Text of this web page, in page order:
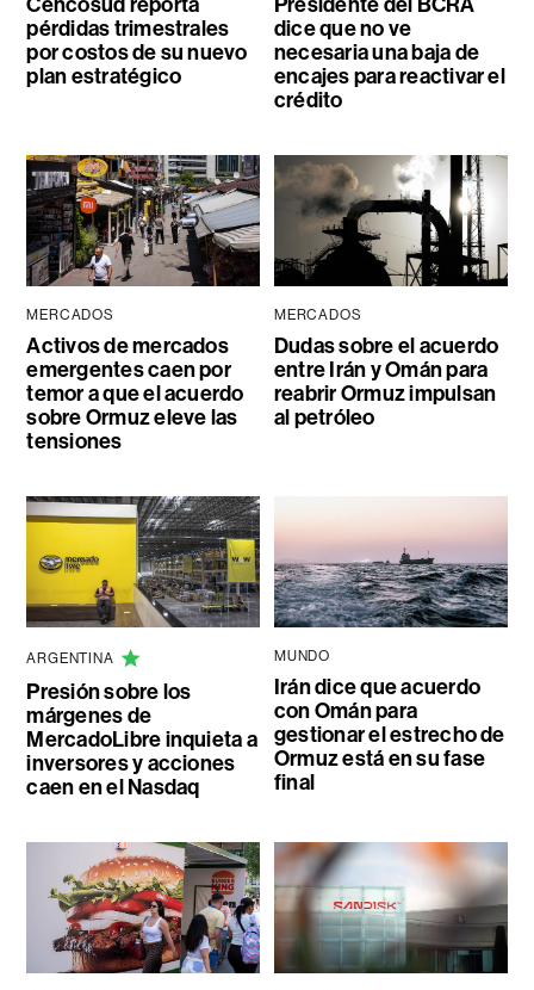
pérdidas trimestrales
por costos de su nuevo
plan estratégico
dice que no ve
necesaria una baja de
encajes para reactivar el
crédito
MERCADOS
Activos de mercados
emergentes caen por
temor a que el acuerdo
sobre Ormuz eleve las
tensiones
MERCADOS
Dudas sobre el acuerdo
entre Irán y Omán para
reabrir Ormuz impulsan
al petróleo
ARGENTINA
Presión sobre los
márgenes de
MercadoLibre inquieta a
inversores y acciones
caen en el Nasdaq
MUNDO
Irán dice que acuerdo
con Omán para
gestionar el estrecho de
Ormuz está en su fase
final